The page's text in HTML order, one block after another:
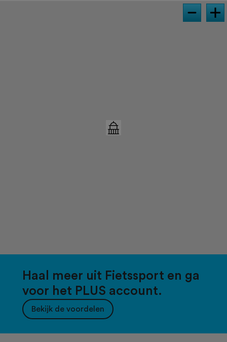
Haal meer uit Fietssport en ga
voor het PLUS account.
Bekijk de voordelen